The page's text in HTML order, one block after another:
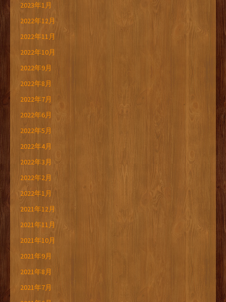
2023年1月
2022年12月
2022年11月
2022年10月
2022年9月
2022年8月
2022年7月
2022年6月
2022年5月
2022年4月
2022年3月
2022年2月
2022年1月
2021年12月
2021年11月
2021年10月
2021年9月
2021年8月
2021年7月